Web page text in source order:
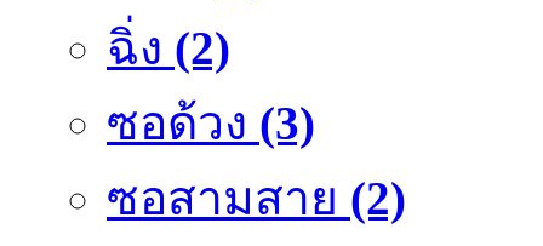
ฉิ่ง (2)
ซอด้วง (3)
ซอสามสาย (2)